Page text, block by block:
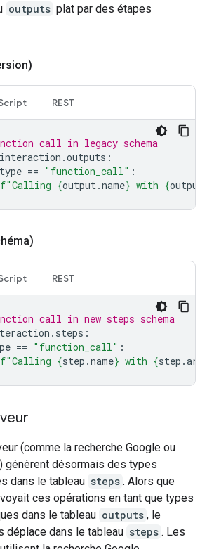
outputs plat par des étapes
REST
call in legacy schema
interaction .outputs :
type == "function_call" :
f"Calling {output.name} with {output
REST
call in new steps schema
. steps :
== "function_call" :
f"Calling {step .name} with {step .
(comme la recherche Google ou
génèrent désormais des types
dans le tableau steps . Alors que
ces opérations en tant que types
dans le tableau outputs , le
déplace dans le tableau steps . Les